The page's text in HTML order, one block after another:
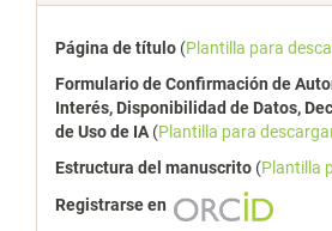
Página de título (Plantilla para
Formulario de Confirmación de
Interés, Disponibilidad de Datos,
de Uso de IA(Plantilla para
Estructura del manuscrito (Plantilla
Registrarse en